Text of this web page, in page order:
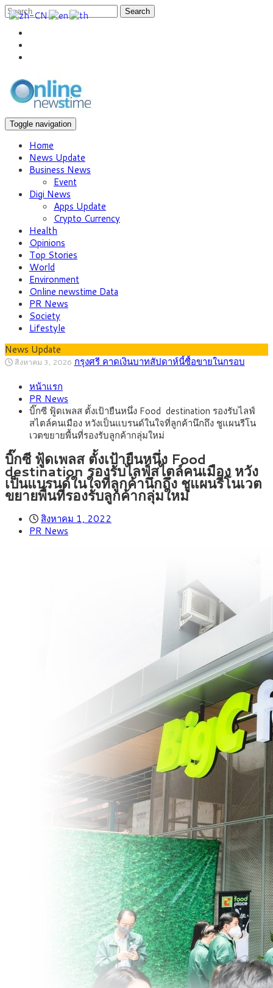
Search
Toggle navigation
Home
News Update
Business News
Event
Digi News
Apps Update
Crypto Currency
Health
Opinions
Top Stories
World
Environment
Online newstime Data
PR News
Society
Lifestyle
News Update
สิงหาคม 3, 2026 กรุงศรี คาดเงินบาทสัปดาห์นี้ซื้อขายในกรอบ
เดินหน้า 5 ยุทธศาสตร์ รื้อโครงสร้างเศรษฐกิจ ดันไทยโตเต็ม
ศักยภาพ
กรกฎาคม 27, 2026
ติดลายการ์ตูน กรมศุลกากร เตือนผู้ปกครองเฝ้าระวัง หลังยึดล็อต
ใหญ่จากเยอรมนี
กรกฎาคม 27, 2026
2569) ซื้อขายในกรอบ 33.40-34.00 มองเฟดคงดอกเบี้ย
สิงหาคม 5, 2026 ครม.ไฟเขียวหลักการ ร่าง พ.ร.ฎ. เปิดทาง รฟม.เดิน
หน้ารถไฟฟ้าสงขลา โมโนเรล 12.54 กม. เชื่อมเมืองหาดใหญ่
สิงหาคม 4, 2026 สธ.ชี้ รพ.รัฐแบกรับผู้ป่วยบัตรทอง 87% แต่ได้งบ
รายหัวเพียง 2,618 บาท เสนอทบทวนจัดสรรงบให้สอดคล้องภาระ
งานจริง
สิงหาคม 3, 2026 กรุงศรี คาดเงินบาทสัปดาห์นี้ซื้อขายในกรอบ
33.00-33.60 ติดตามข้อมูลจ้างงานสหรัฐฯ
หน้าแรก
PR News
บิ๊กซี ฟู้ดเพลส ตั้งเป้ายืนหนึ่ง Food destination รองรับไลฟ์
สไตล์คนเมือง หวังเป็นแบรนด์ในใจที่ลูกค้านึกถึง ชูแผนรีโน
เวตขยายพื้นที่รองรับลูกค้ากลุ่มใหม่
บิ๊กซี ฟู้ดเพลส ตั้งเป้ายืนหนึ่ง Food
destination รองรับไลฟ์สไตล์คนเมือง หวัง
เป็นแบรนด์ในใจที่ลูกค้านึกถึง ชูแผนรีโนเวต
ขยายพื้นที่รองรับลูกค้ากลุ่มใหม่
สิงหาคม 1, 2022
PR News